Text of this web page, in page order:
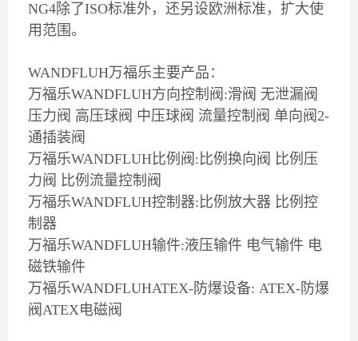
NG4除了ISO标准外，还另设欧洲标准，扩大使
用范围。
WANDFLUH万福乐主要产品：
万福乐WANDFLUH方向控制阀:滑阀 无泄漏阀
压力阀 高压球阀 中压球阀 流量控制阀 单向阀2-
通插装阀
万福乐WANDFLUH比例阀:比例换向阀 比例压
力阀 比例流量控制阀
万福乐WANDFLUH控制器:比例放大器 比例控
制器
万福乐WANDFLUH输件:液压输件 电气输件 电
磁铁输件
万福乐WANDFLUHATEX-防爆设备: ATEX-防爆
阀ATEX电磁阀